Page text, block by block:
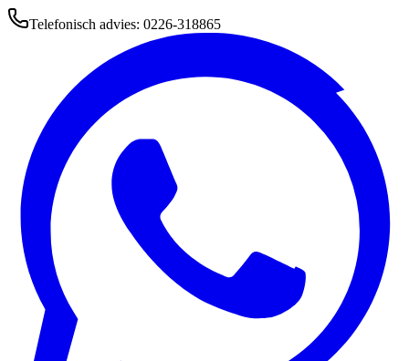
Telefonisch advies: 0226-318865